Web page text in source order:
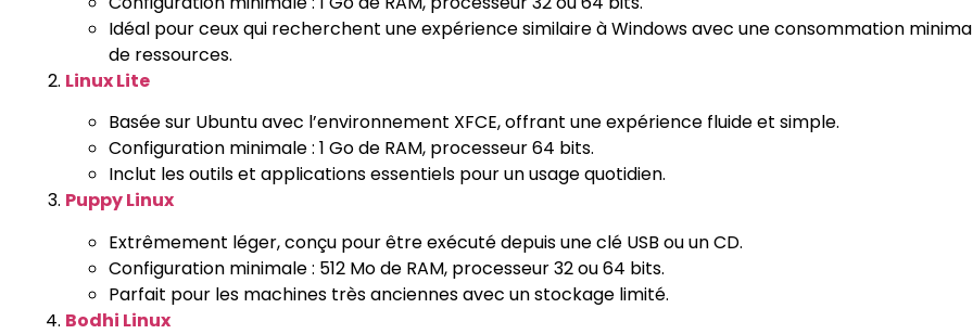
Idéal pour ceux qui recherchent une expérience similaire à Windows avec une consommation
de ressources.
Linux Lite
Basée sur Ubuntu avec l’environnement XFCE, offrant une expérience fluide et simple.
Configuration minimale : 1 Go de RAM, processeur 64 bits.
Inclut les outils et applications essentiels pour un usage quotidien.
Puppy Linux
Extrêmement léger, conçu pour être exécuté depuis une clé USB ou un CD.
Configuration minimale : 512 Mo de RAM, processeur 32 ou 64 bits.
Parfait pour les machines très anciennes avec un stockage limité.
Bodhi Linux